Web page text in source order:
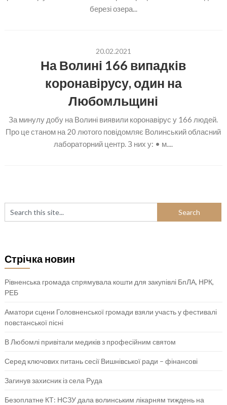
березі озера...
20.02.2021
На Волині 166 випадків
коронавірусу, один на
Любомльщині
За минулу добу на Волині виявили коронавірус у 166 людей.
Про це станом на 20 лютого повідомляє Волинський обласний
лабораторний центр. З них у: • м....
Стрічка новин
Рівненська громада спрямувала кошти для закупівлі БпЛА, НРК,
РЕБ
Аматори сцени Головненської громади взяли участь у фестивалі
повстанської пісні
В Любомлі привітали медиків з професійним святом
Серед ключових питань сесії Вишнівської ради – фінансові
Загинув захисник із села Руда
Безоплатне КТ: НСЗУ дала волинським лікарням тиждень на